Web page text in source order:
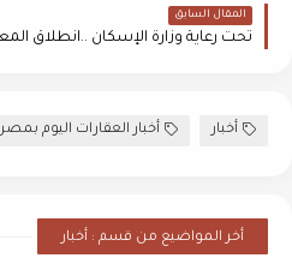
المقال السابق
أخبار أخبار العقارات اليوم بمصر
أخر المواضيع من قسم : أخبار